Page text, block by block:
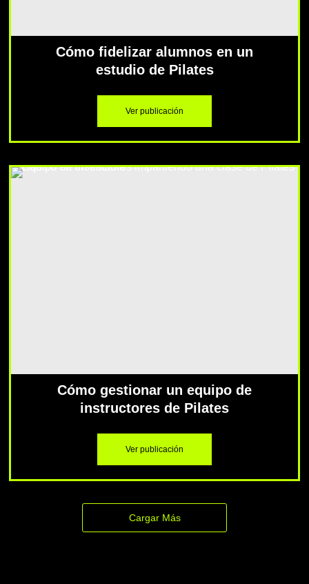
Cómo fidelizar alumnos en un
estudio de Pilates
Ver publicación
Cómo gestionar un equipo de
instructores de Pilates
Ver publicación
Cargar Más